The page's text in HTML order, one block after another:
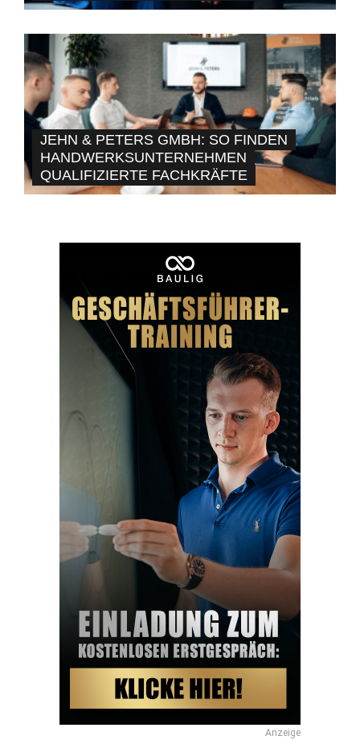
JEHN & PETERS GMBH: SO FINDEN
HANDWERKSUNTERNEHMEN
QUALIFIZIERTE FACHKRÄFTE
Anzeige